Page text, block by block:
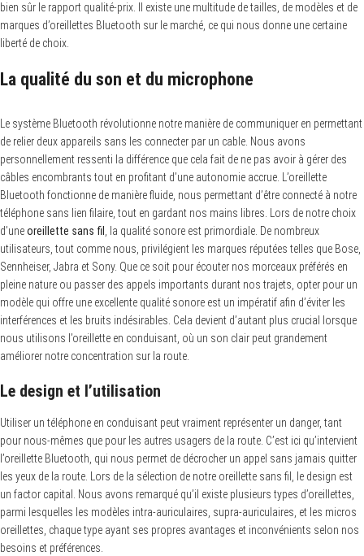
bien sûr le rapport qualité-prix. Il existe une multitude de tailles, de modèles et de
marques d’oreillettes Bluetooth sur le marché, ce qui nous donne une certaine
liberté de choix.
La qualité du son et du microphone
Le système Bluetooth révolutionne notre manière de communiquer en permettant
de relier deux appareils sans les connecter par un cable. Nous avons
personnellement ressenti la différence que cela fait de ne pas avoir à gérer des
câbles encombrants tout en profitant d’une autonomie accrue. L’oreillette
Bluetooth fonctionne de manière fluide, nous permettant d’être connecté à notre
téléphone sans lien filaire, tout en gardant nos mains libres. Lors de notre choix
d’uneoreillette sans fil
, la qualité sonore est primordiale. De nombreux
utilisateurs, tout comme nous, privilégient les marques réputées telles que Bose,
Sennheiser, Jabra et Sony. Que ce soit pour écouter nos morceaux préférés en
pleine nature ou passer des appels importants durant nos trajets, opter pour un
modèle qui offre une excellente qualité sonore est un impératif afin d’éviter les
interférences et les bruits indésirables. Cela devient d’autant plus crucial lorsque
nous utilisons l’oreillette en conduisant, où un son clair peut grandement
améliorer notre concentration sur la route.
Le design et l’utilisation
Utiliser un téléphone en conduisant peut vraiment représenter un danger, tant
pour nous-mêmes que pour les autres usagers de la route. C’est ici qu’intervient
l’oreillette Bluetooth, qui nous permet de décrocher un appel sans jamais quitter
les yeux de la route. Lors de la sélection de notre oreillette sans fil, le design est
un factor capital. Nous avons remarqué qu’il existe plusieurs types d’oreillettes,
parmi lesquelles les modèles intra-auriculaires, supra-auriculaires, et les micros
oreillettes, chaque type ayant ses propres avantages et inconvénients selon nos
besoins et préférences.
S
e